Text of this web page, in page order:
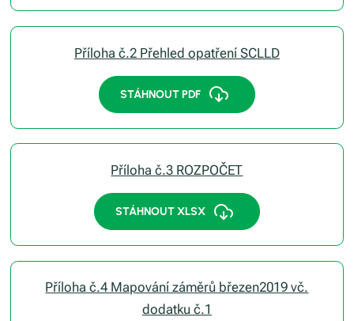
Příloha č.2 Přehled opatření SCLLD
STÁHNOUT PDF
Příloha č.3 ROZPOČET
STÁHNOUT XLSX
Příloha č.4 Mapování záměrů březen2019 vč.
dodatku č.1